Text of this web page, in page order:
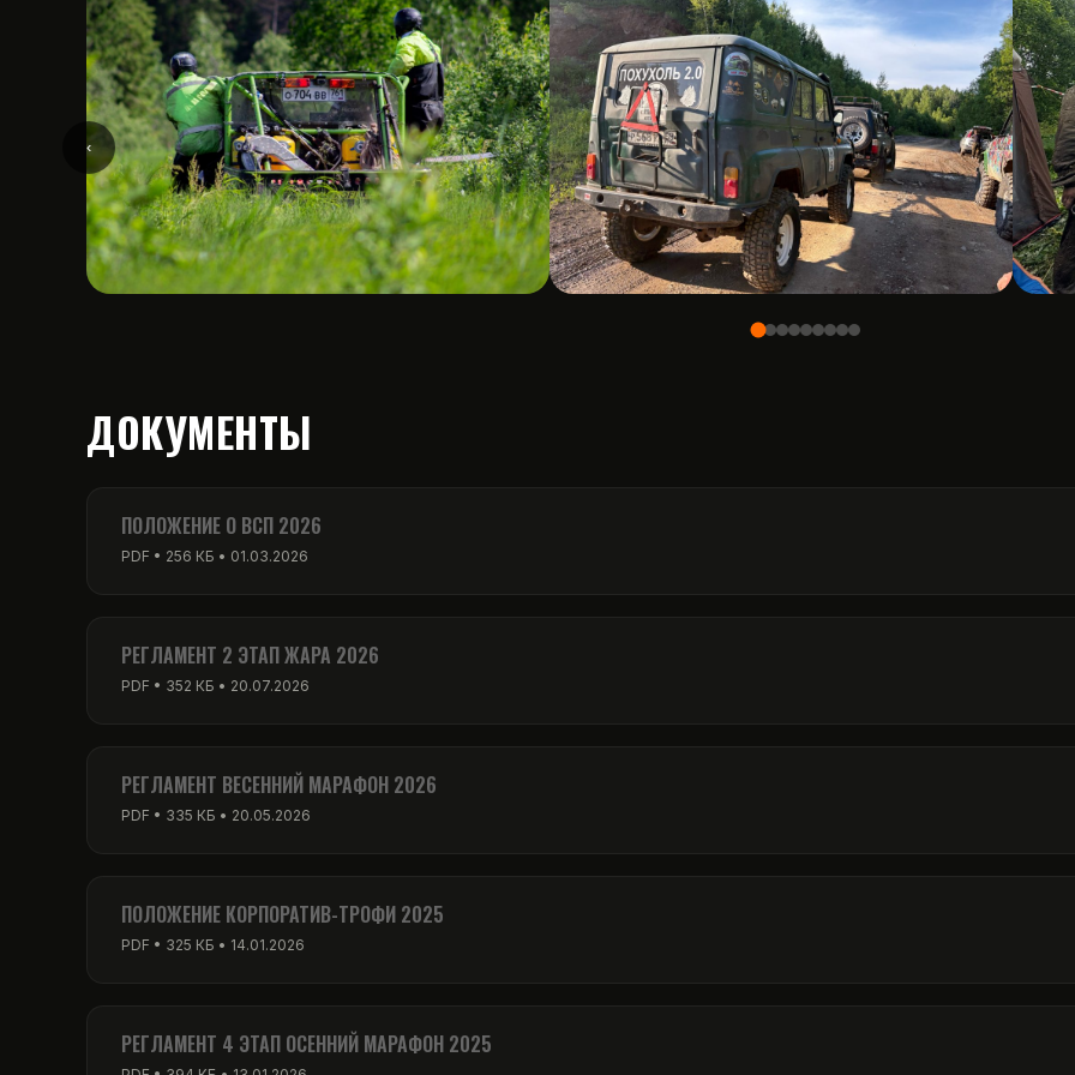
‹
ДОКУМЕНТЫ
ПОЛОЖЕНИЕ О ВСП 2026
PDF • 256 КБ • 01.03.2026
РЕГЛАМЕНТ 2 ЭТАП ЖАРА 2026
PDF • 352 КБ • 20.07.2026
РЕГЛАМЕНТ ВЕСЕННИЙ МАРАФОН 2026
PDF • 335 КБ • 20.05.2026
ПОЛОЖЕНИЕ КОРПОРАТИВ-ТРОФИ 2025
PDF • 325 КБ • 14.01.2026
РЕГЛАМЕНТ 4 ЭТАП ОСЕННИЙ МАРАФОН 2025